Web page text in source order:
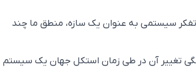
سیستمی به عنوان یک سازه، منطق ما چند
تغییر آن در طی زمان استکل جهان یک سیستم